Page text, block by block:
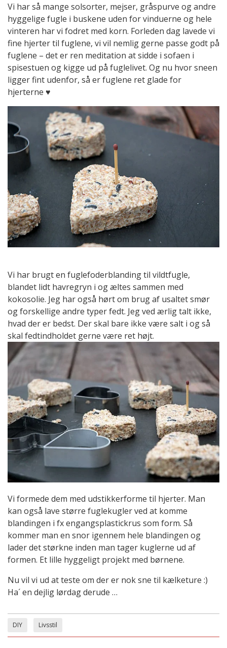
Vi har så mange solsorter, mejser, gråspurve og andre
hyggelige fugle i buskene uden for vinduerne og hele
vinteren har vi fodret med korn. Forleden dag lavede vi
fine hjerter til fuglene, vi vil nemlig gerne passe godt på
fuglene – det er ren meditation at sidde i sofaen i
spisestuen og kigge ud på fuglelivet. Og nu hvor sneen
ligger fint udenfor, så er fuglene ret glade for
hjerterne ♥
Vi har brugt en fuglefoderblanding til vildtfugle,
blandet lidt havregryn i og æltes sammen med
kokosolie. Jeg har også hørt om brug af usaltet smør
og forskellige andre typer fedt. Jeg ved ærlig talt ikke,
hvad der er bedst. Der skal bare ikke være salt i og så
skal fedtindholdet gerne være ret højt.
Vi formede dem med udstikkerforme til hjerter. Man
kan også lave større fuglekugler ved at komme
blandingen i fx engangsplastickrus som form. Så
kommer man en snor igennem hele blandingen og
lader det størkne inden man tager kuglerne ud af
formen. Et lille hyggeligt projekt med børnene.
Nu vil vi ud at teste om der er nok sne til kælketure :)
Ha´ en dejlig lørdag derude …
DIY Livsstil